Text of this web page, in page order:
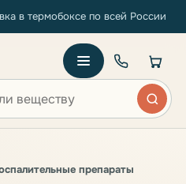
в термобоксе по всей России
препараты